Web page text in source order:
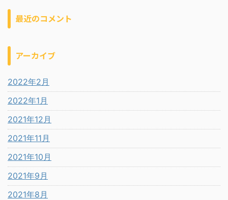
最近のコメント
アーカイブ
2022年2月
2022年1月
2021年12月
2021年11月
2021年10月
2021年9月
2021年8月